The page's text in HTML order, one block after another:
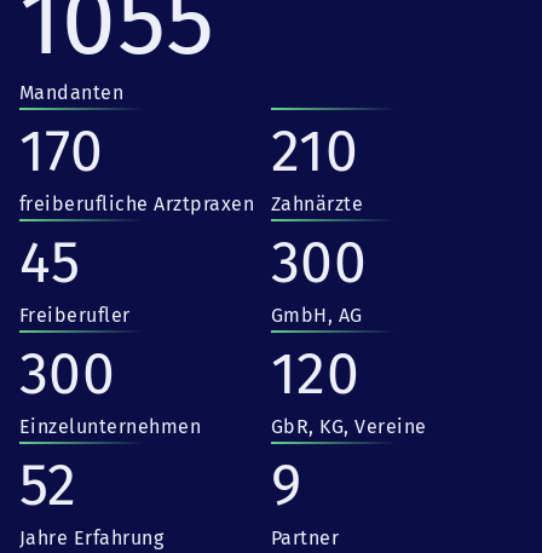
Mandanten
170
freiberufliche Arztpraxen
210
Zahnärzte
45
Freiberufler
300
GmbH, AG
300
Einzelunternehmen
120
GbR, KG, Vereine
52
Jahre Erfahrung
9
Partner